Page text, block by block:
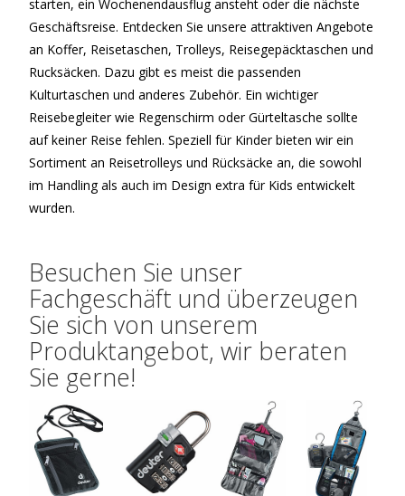
starten, ein Wochenendausflug ansteht oder die nächste
Geschäftsreise. Entdecken Sie unsere attraktiven Angebote
an Koffer, Reisetaschen, Trolleys, Reisegepäcktaschen und
Rucksäcken. Dazu gibt es meist die passenden
Kulturtaschen und anderes Zubehör. Ein wichtiger
Reisebegleiter wie Regenschirm oder Gürteltasche sollte
auf keiner Reise fehlen. Speziell für Kinder bieten wir ein
Sortiment an Reisetrolleys und Rücksäcke an, die sowohl
im Handling als auch im Design extra für Kids entwickelt
wurden.
Besuchen Sie unser
Fachgeschäft und überzeugen
Sie sich von unserem
Produktangebot, wir beraten
Sie gerne!